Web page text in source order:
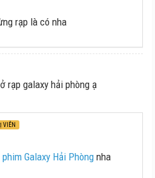
rạp là có nha
rạp galaxy hải phòng ạ
VIÊN
Galaxy Hải Phòngnha